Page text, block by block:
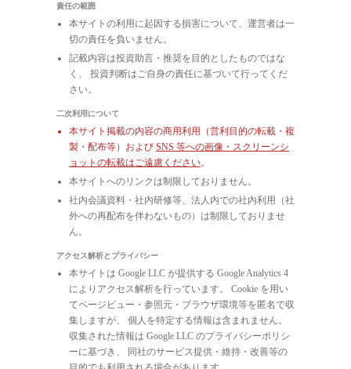
責任の範囲
本サイトの利用に起因する損害について、運営者は一
切の責任を負いません。
記載内容は投資助言・推奨を目的としたものではな
く、 投資判断はご自身の責任に基づいて行ってくだ
さい。
二次利用について
本サイト掲載の内容の商用利用（営利目的の転載・複
製・配布等）および SNS 等への画像・スクリーンシ
ョットの転載はご遠慮ください。
本サイトへのリンクは制限しておりません。
社内会議資料・社内研修等、法人内での社内利用（社
外への再配布を伴わないもの）は制限しておりませ
ん。
アクセス解析とプライバシー
本サイトは Google LLC が提供する Google Analytics 4
によりアクセス解析を行っています。 Cookie を用い
てページビュー・参照元・ブラウザ環境等を匿名で収
集しますが、 個人を特定する情報は含まれません。
収集された情報は Google LLC のプライバシーポリシ
ーに基づき、 同社のサービス提供・維持・改善等の